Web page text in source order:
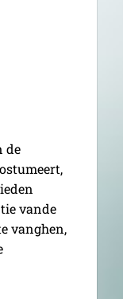
de
vande
vanghen,